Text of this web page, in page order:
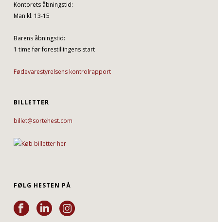
Kontorets åbningstid:
Man kl. 13-15
Barens åbningstid:
1 time før forestillingens start
Fødevarestyrelsens kontrolrapport
BILLETTER
billet@sortehest.com
FØLG HESTEN PÅ